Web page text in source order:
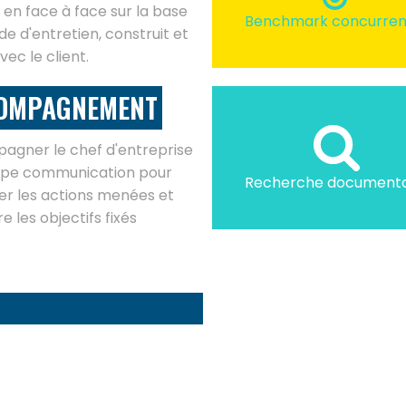
face à face sur la base
d'entretien, construit et
le client.
Benchmark
le chef d'entreprise
communication pour
les actions menées et
les objectifs fixés
Recherche